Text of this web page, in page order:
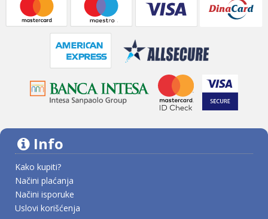
Info
Kako kupiti?
Načini plaćanja
Načini isporuke
Uslovi korišćenja